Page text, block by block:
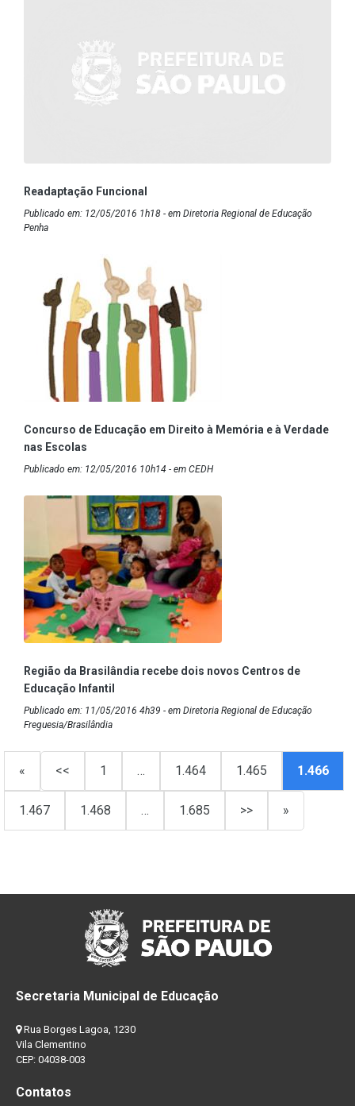
Readaptação Funcional
Publicado em: 12/05/2016 1h18 - em Diretoria Regional de Educação
Penha
Concurso de Educação em Direito à Memória e à Verdade
nas Escolas
Publicado em: 12/05/2016 10h14 - em CEDH
Região da Brasilândia recebe dois novos Centros de
Educação Infantil
Publicado em: 11/05/2016 4h39 - em Diretoria Regional de Educação
Freguesia/Brasilândia
« << 1 … 1.464 1.465 1.466
1.467 1.468 … 1.685 >> »
Secretaria Municipal de Educação
Rua Borges Lagoa, 1230
Vila Clementino
CEP: 04038-003
Contatos